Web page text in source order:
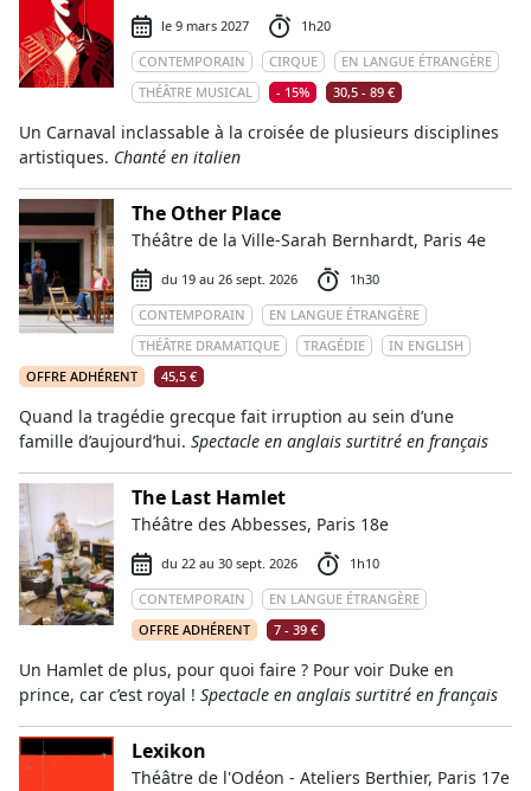
le 9 mars 2027
1h20
CONTEMPORAIN
CIRQUE
EN LANGUE ÉTRANGÈRE
THÉÂTRE MUSICAL
- 15% 30,5 - 89 €
Un Carnaval inclassable à la croisée de plusieurs disciplines
artistiques. Chanté en italien
The Other Place
Théâtre de la Ville-Sarah Bernhardt, Paris 4e
du 19 au 26 sept. 2026
1h30
CONTEMPORAIN
EN LANGUE ÉTRANGÈRE
THÉÂTRE DRAMATIQUE
TRAGÉDIE
IN ENGLISH
OFFRE ADHÉRENT
45,5 €
Quand la tragédie grecque fait irruption au sein d’une
famille d’aujourd’hui. Spectacle en anglais surtitré en français
The Last Hamlet
Théâtre des Abbesses, Paris 18e
du 22 au 30 sept. 2026
1h10
CONTEMPORAIN
EN LANGUE ÉTRANGÈRE
OFFRE ADHÉRENT
7 - 39 €
Un Hamlet de plus, pour quoi faire ? Pour voir Duke en
prince, car c’est royal ! Spectacle en anglais surtitré en français
Lexikon
Théâtre de l'Odéon - Ateliers Berthier, Paris 17e